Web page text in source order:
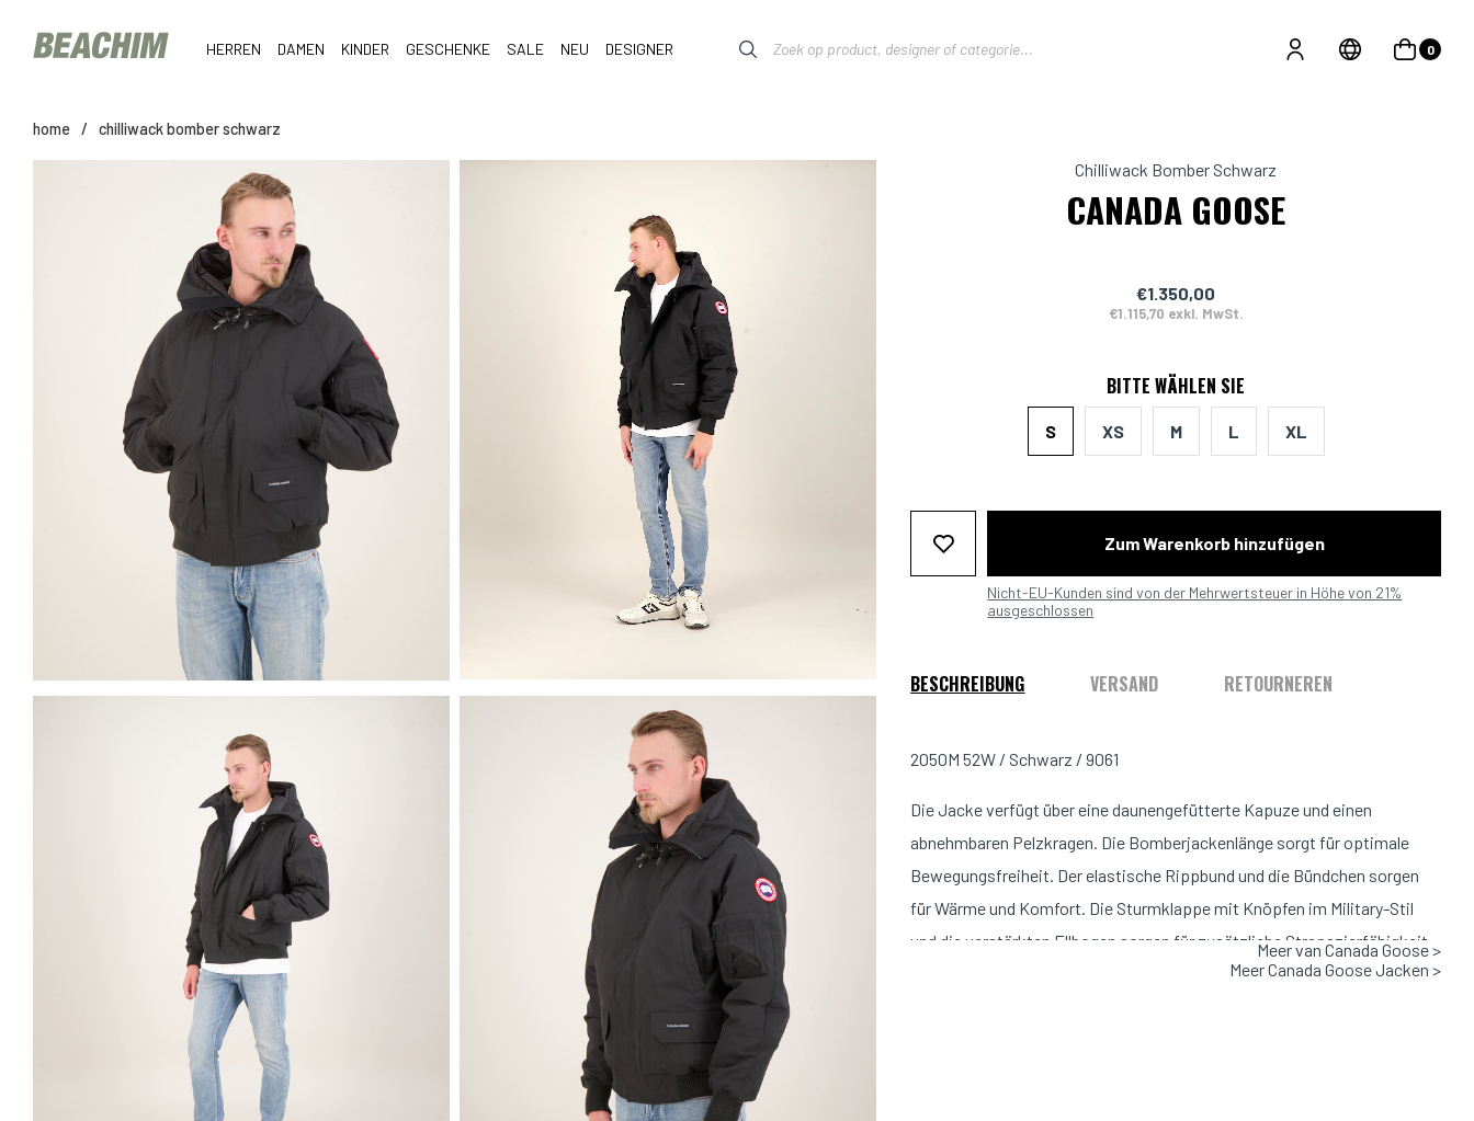
HERREN DAMEN KINDER GESCHENKE SALE NEU DESIGNER 0
home / chilliwack bomber schwarz
Chilliwack Bomber Schwarz
CANADA GOOSE
€1.350,00
€1.115,70 exkl. MwSt.
BITTE WÄHLEN SIE
S XS M L XL
Zum Warenkorb hinzufügen
Nicht-EU-Kunden sind von der Mehrwertsteuer in Höhe von 21%
ausgeschlossen
BESCHREIBUNG VERSAND RETOURNEREN
2050M 52W / Schwarz / 9061
Die Jacke verfügt über eine daunengefütterte Kapuze und einen
abnehmbaren Pelzkragen. Die Bomberjackenlänge sorgt für optimale
Bewegungsfreiheit. Der elastische Rippbund und die Bündchen sorgen
für Wärme und Komfort. Die Sturmklappe mit Knöpfen im Military-Stil
und die verstärkten Ellbogen sorgen für zusätzliche Strapazierfähigkeit.
Meer van Canada Goose >
Meer Canada Goose Jacken >